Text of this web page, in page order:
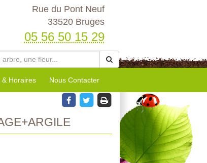
Rue du Pont Neuf
33520 Bruges
05 56 50 15 29
Horaires Nous Contacter